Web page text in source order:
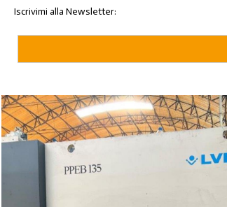
Iscrivimi alla Newsletter: